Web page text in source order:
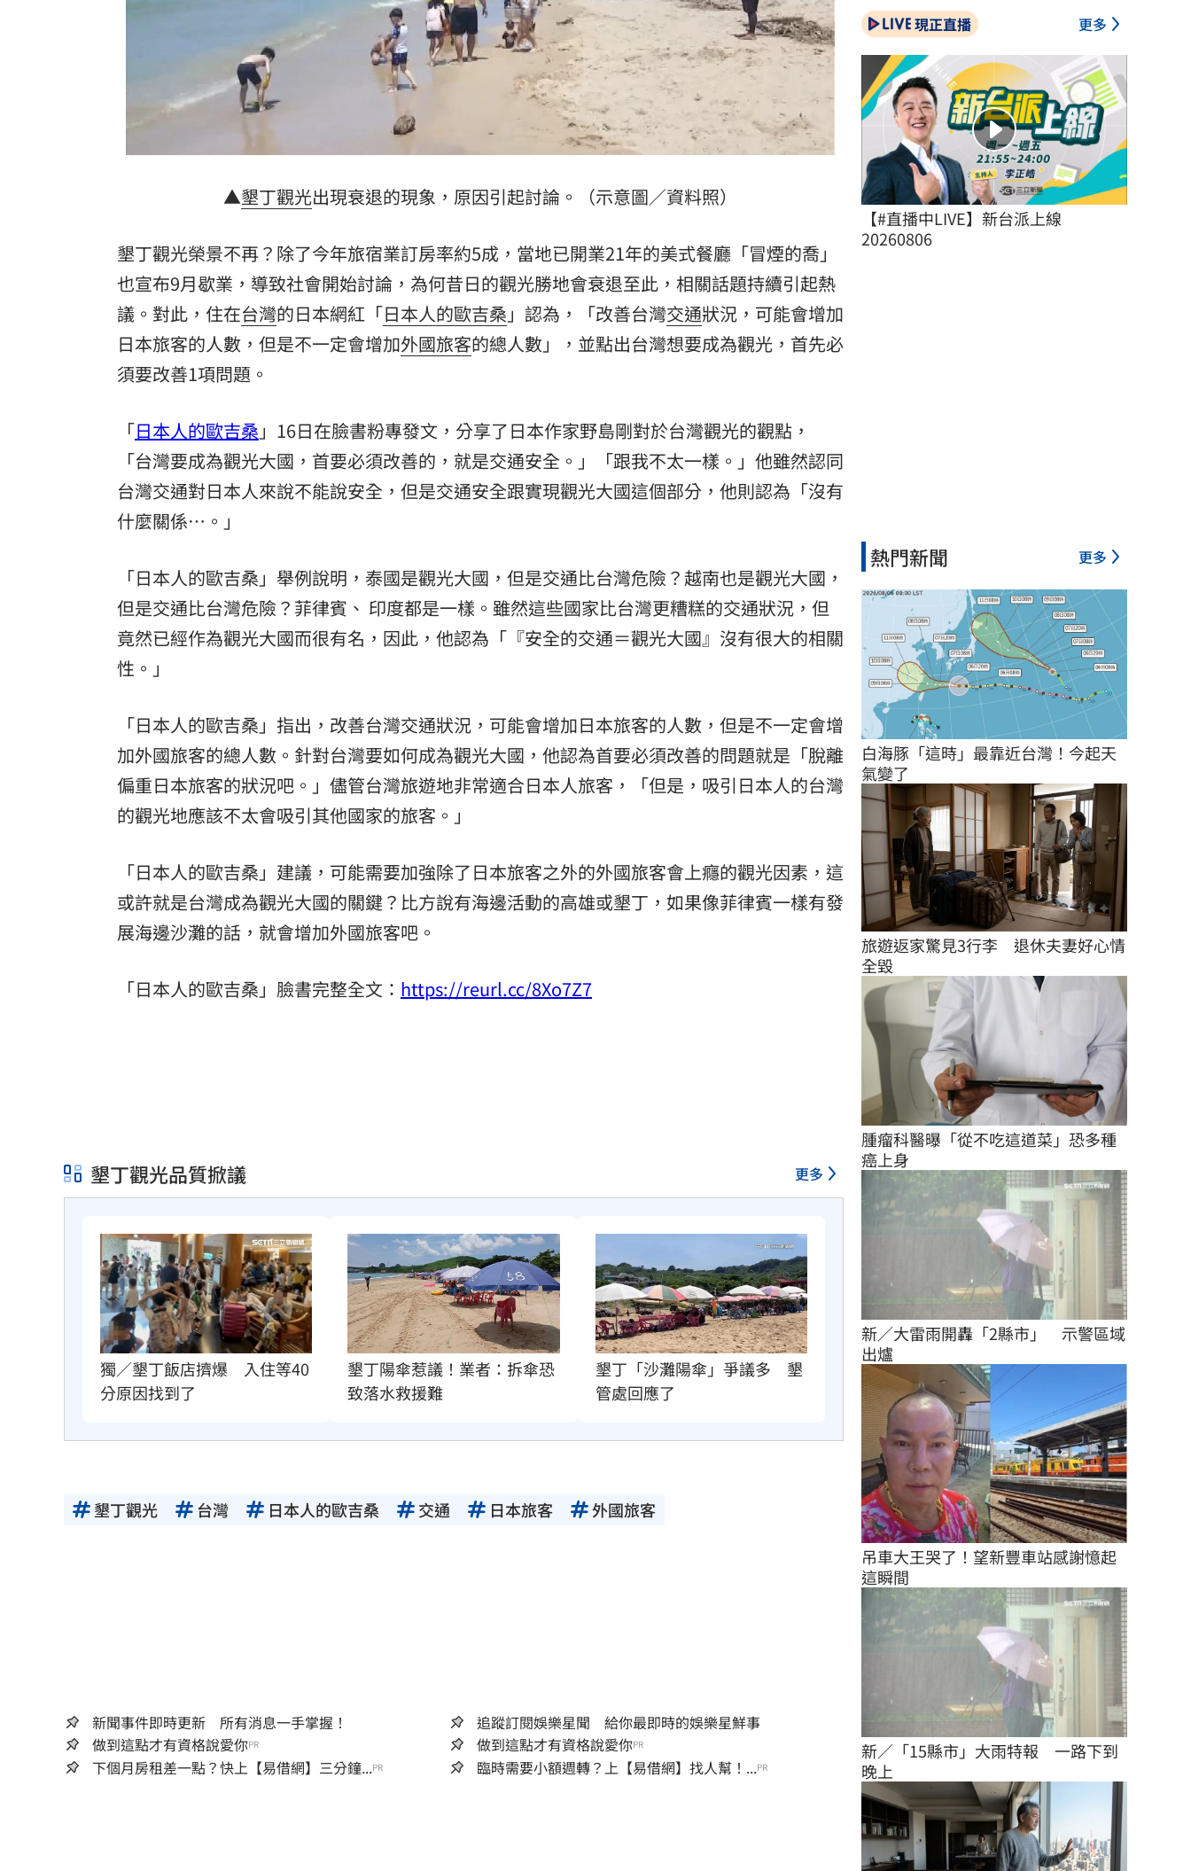
詐慈濟10億！律師驚揭陳時中『根本先知』 21:10
台灣彩券開獎直播中 20:31
LIVE三立+24小時直播 15:27
三立iNEWS新聞台線上直播
理想混蛋號召粉絲跨海追星吃美食！ 18:15
▲墾丁觀光出現衰退的現象，原因引起討論。（示意圖／資料照）
墾丁觀光榮景不再？除了今年旅宿業訂房率約5成，當地已開業21年的美式餐廳「冒煙的喬」
也宣布9月歇業，導致社會開始討論，為何昔日的觀光勝地會衰退至此，相關話題持續引起熱
議。對此，住在台灣的日本網紅「日本人的歐吉桑 」認為，「改善台灣交通狀況，可能會增加
日本旅客的人數，但是不一定會增加外國旅客的總人數」，並點出台灣想要成為觀光，首先必
須要改善1項問題。
「日本人的歐吉桑 」16日在臉書粉專發文，分享了日本作家野島剛對於台灣觀光的觀點，
「台灣要成為觀光大國，首要必須改善的，就是交通安全。」「跟我不太一樣。」他雖然認同
台灣交通對日本人來說不能說安全，但是交通安全跟實現觀光大國這個部分，他則認為「沒有
什麼關係…。」
「日本人的歐吉桑」舉例說明，泰國是觀光大國，但是交通比台灣危險？越南也是觀光大國，
但是交通比台灣危險？菲律賓、 印度都是一樣。雖然這些國家比台灣更糟糕的交通狀況，但
竟然已經作為觀光大國而很有名，因此，他認為「『安全的交通＝觀光大國』沒有很大的相關
性。」
「日本人的歐吉桑」指出，改善台灣交通狀況，可能會增加日本旅客的人數，但是不一定會增
加外國旅客的總人數。針對台灣要如何成為觀光大國，他認為首要必須改善的問題就是「脫離
偏重日本旅客的狀況吧。」儘管台灣旅遊地非常適合日本人旅客，「但是，吸引日本人的台灣
的觀光地應該不太會吸引其他國家的旅客。」
「日本人的歐吉桑」建議，可能需要加強除了日本旅客之外的外國旅客會上癮的觀光因素，這
或許就是台灣成為觀光大國的關鍵？比方說有海邊活動的高雄或墾丁，如果像菲律賓一樣有發
展海邊沙灘的話，就會增加外國旅客吧。
「日本人的歐吉桑」臉書完整全文： https://reurl.cc/8Xo7Z7
墾丁觀光品質掀議 更多
獨／墾丁飯店擠爆　入住等40
分原因找到了
墾丁陽傘惹議！業者：拆傘恐
致落水救援難
墾丁「沙灘陽傘」爭議多　墾
管處回應了
墾丁觀光 台灣 日本人的歐吉桑 交通 日本旅客 外國旅客
新聞事件即時更新 所有消息一手掌握！
追蹤訂閱娛樂星聞 給你最即時的娛樂星鮮事
做到這點才有資格說愛你PR 做到這點才有資格說愛你PR
下個月房租差一點？快上【易借網】三分鐘...PR 臨時需要小額週轉？上【易借網】找人幫！...PR
現正直播 更多
【#直播中LIVE】新台派上線
20260806
熱門新聞 更多
白海豚「這時」最靠近台灣！今起天
氣變了
旅遊返家驚見3行李　退休夫妻好心情
全毀
腫瘤科醫曝「從不吃這道菜」恐多種
癌上身
新／大雷雨開轟「2縣市」　示警區域
出爐
吊車大王哭了！望新豐車站感謝憶起
這瞬間
新／「15縣市」大雨特報　一路下到
晚上